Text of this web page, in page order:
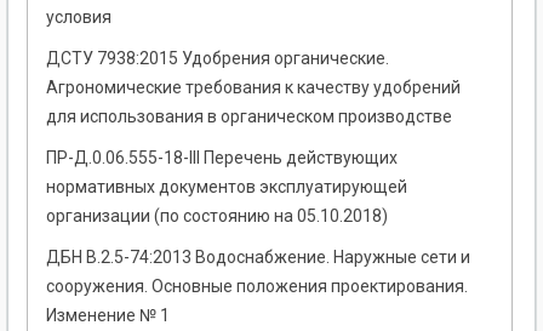
условия
ДСТУ 7938:2015 Удобрения органические.
Агрономические требования к качеству удобрений
для использования в органическом производстве
ПР-Д.0.06.555-18-III Перечень действующих
нормативных документов эксплуатирующей
организации (по состоянию на 05.10.2018)
ДБН В.2.5-74:2013 Водоснабжение. Наружные сети и
сооружения. Основные положения проектирования.
Изменение № 1